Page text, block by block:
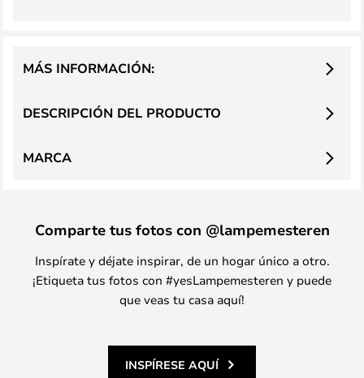
DESCRIPCIÓN DEL PRODUCTO
MÁS INFORMACIÓN:
MARCA
Comparte tus fotos con @lampemesteren
Inspírate y déjate inspirar, de un hogar único a otro.
¡Etiqueta tus fotos con #yesLampemesteren y puede
que veas tu casa aquí!
INSPÍRESE AQUÍ